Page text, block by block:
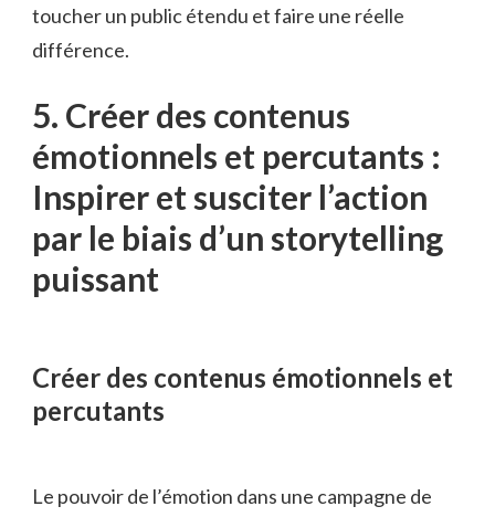
toucher un public étendu ‍et faire une ‍réelle
différence.
5. Créer des contenus
émotionnels et percutants :
Inspirer et susciter l’action
par le biais d’un storytelling
⁣puissant
Créer des contenus émotionnels et‍
percutants
Le pouvoir de l’émotion ‌dans une campagne ⁣de